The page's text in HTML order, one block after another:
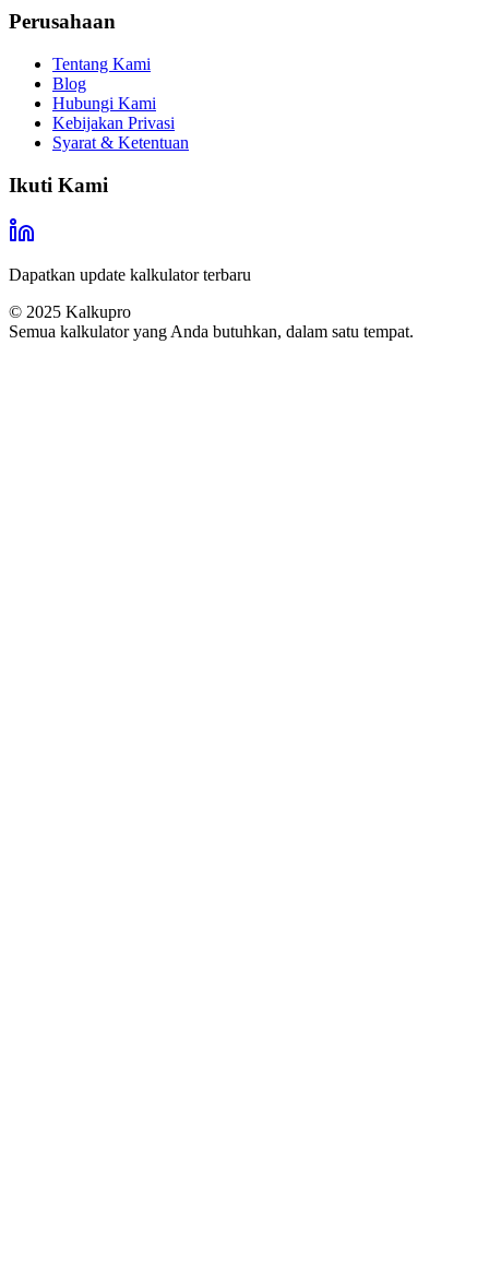
Perusahaan
Tentang Kami
Blog
Hubungi Kami
Kebijakan Privasi
Syarat & Ketentuan
Ikuti Kami
Dapatkan update kalkulator terbaru
© 2025 Kalkupro
Semua kalkulator yang Anda butuhkan, dalam satu tempat.